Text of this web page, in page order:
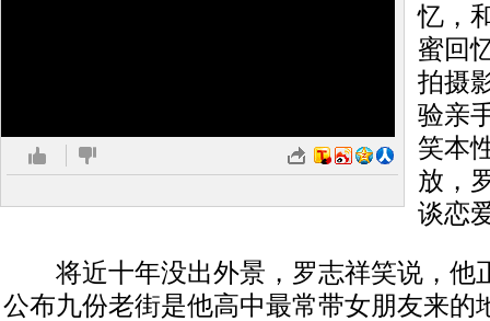
忆，
蜜回
拍摄
验亲
笑本
放，
谈恋
将近十年没出外景，罗志祥笑说，他
公布九份老街是他高中最常带女朋友来的